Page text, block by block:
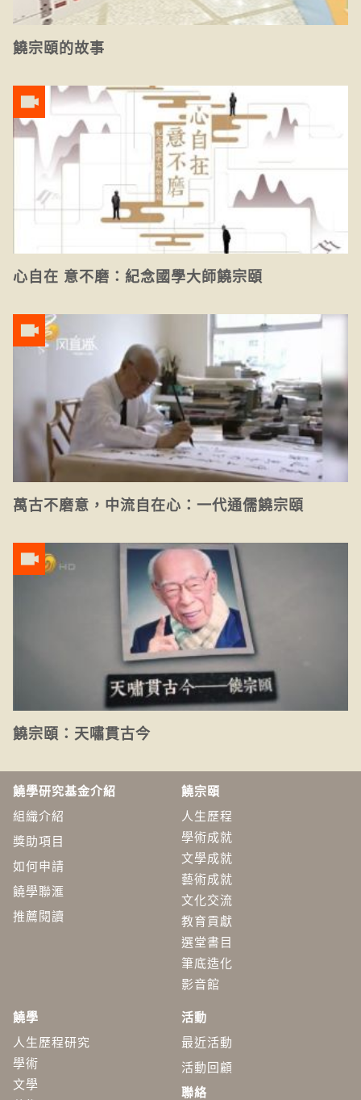
饒宗頤的故事
心自在 意不磨：紀念國學大師饒宗頤
萬古不磨意，中流自在心：一代通儒饒宗頤
饒宗頤：天嘯貫古今
饒學研究基金介紹
組織介紹
獎助項目
如何申請
饒學聯滙
推薦閱讀
饒宗頤
人生歷程
學術成就
文學成就
藝術成就
文化交流
教育貢獻
選堂書目
筆底造化
影音館
饒學
人生歷程研究
學術
​文學
活動
最近活動
活動回顧
聯絡